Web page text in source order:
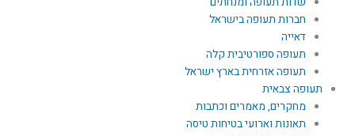
חברות תעופה בישראל
דאייה
תעופה ספורטיבית קלה
תעופה אזרחית בארץ ישראל
תעופה צבאית
מחקרים, מאמרים וכתבות
תאונות וארועי בטיחות טיסה